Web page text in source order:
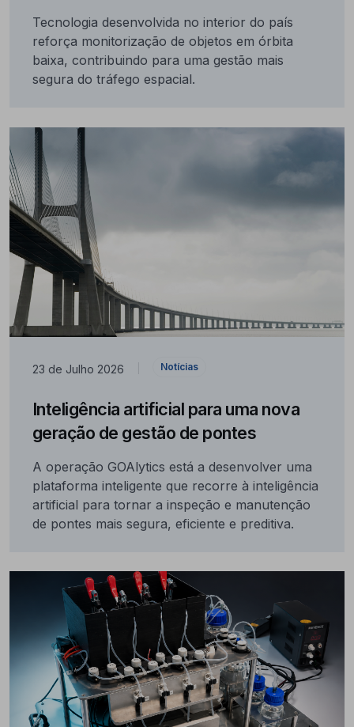
Tecnologia desenvolvida no interior do país
reforça monitorização de objetos em órbita
baixa, contribuindo para uma gestão mais
segura do tráfego espacial.
23 de Julho 2026 Notícias
Inteligência artificial para uma nova
geração de gestão de pontes
A operação GOAlytics está a desenvolver uma
plataforma inteligente que recorre à inteligência
artificial para tornar a inspeção e manutenção
de pontes mais segura, eficiente e preditiva.